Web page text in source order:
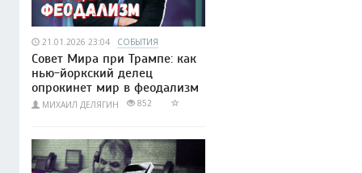
21.01.2026 23:04 СОБЫТИЯ
Совет Мира при Трампе: как
нью-йоркский делец
опрокинет мир в феодализм
МИХАИЛ ДЕЛЯГИН 852